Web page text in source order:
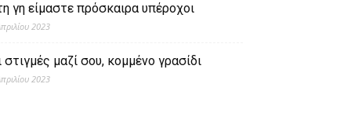
γη είμαστε πρόσκαιρα υπέροχοι
2023
στιγμές μαζί σου, κομμένο γρασίδι
2023